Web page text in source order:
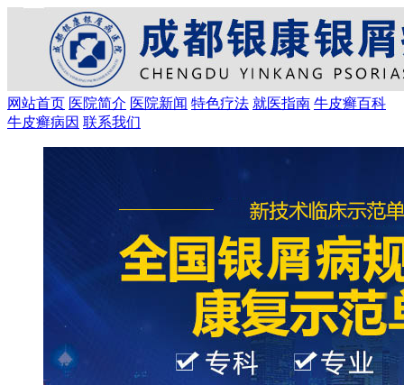
网站首页 医院简介 医院新闻 特色疗法 就医指南 牛皮癣百科
牛皮癣病因 联系我们